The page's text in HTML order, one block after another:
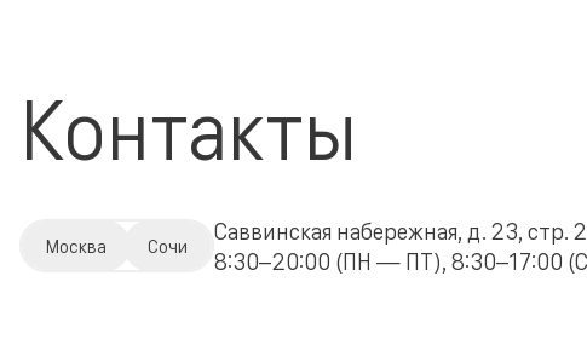
Контакты
Москва Сочи
Саввинская набережная, д. 23, стр. 2
8:30–20:00 (ПН — ПТ), 8:30–17:00